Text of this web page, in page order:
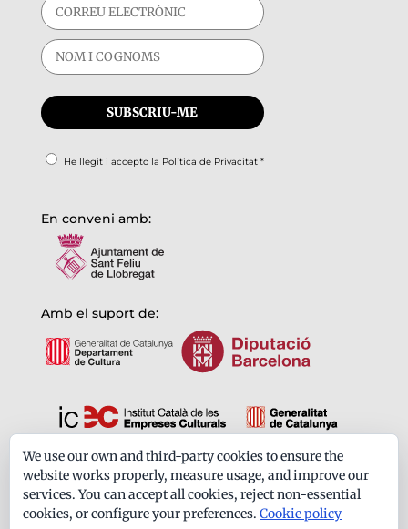
He llegit i accepto la Política de Privacitat*
En conveni amb:
Amb el suport de:
Formem part de:
We use our own and third-party cookies to ensure the
website works properly, measure usage, and improve our
services. You can accept all cookies, reject non-essential
cookies, or configure your preferences. Cookie policy